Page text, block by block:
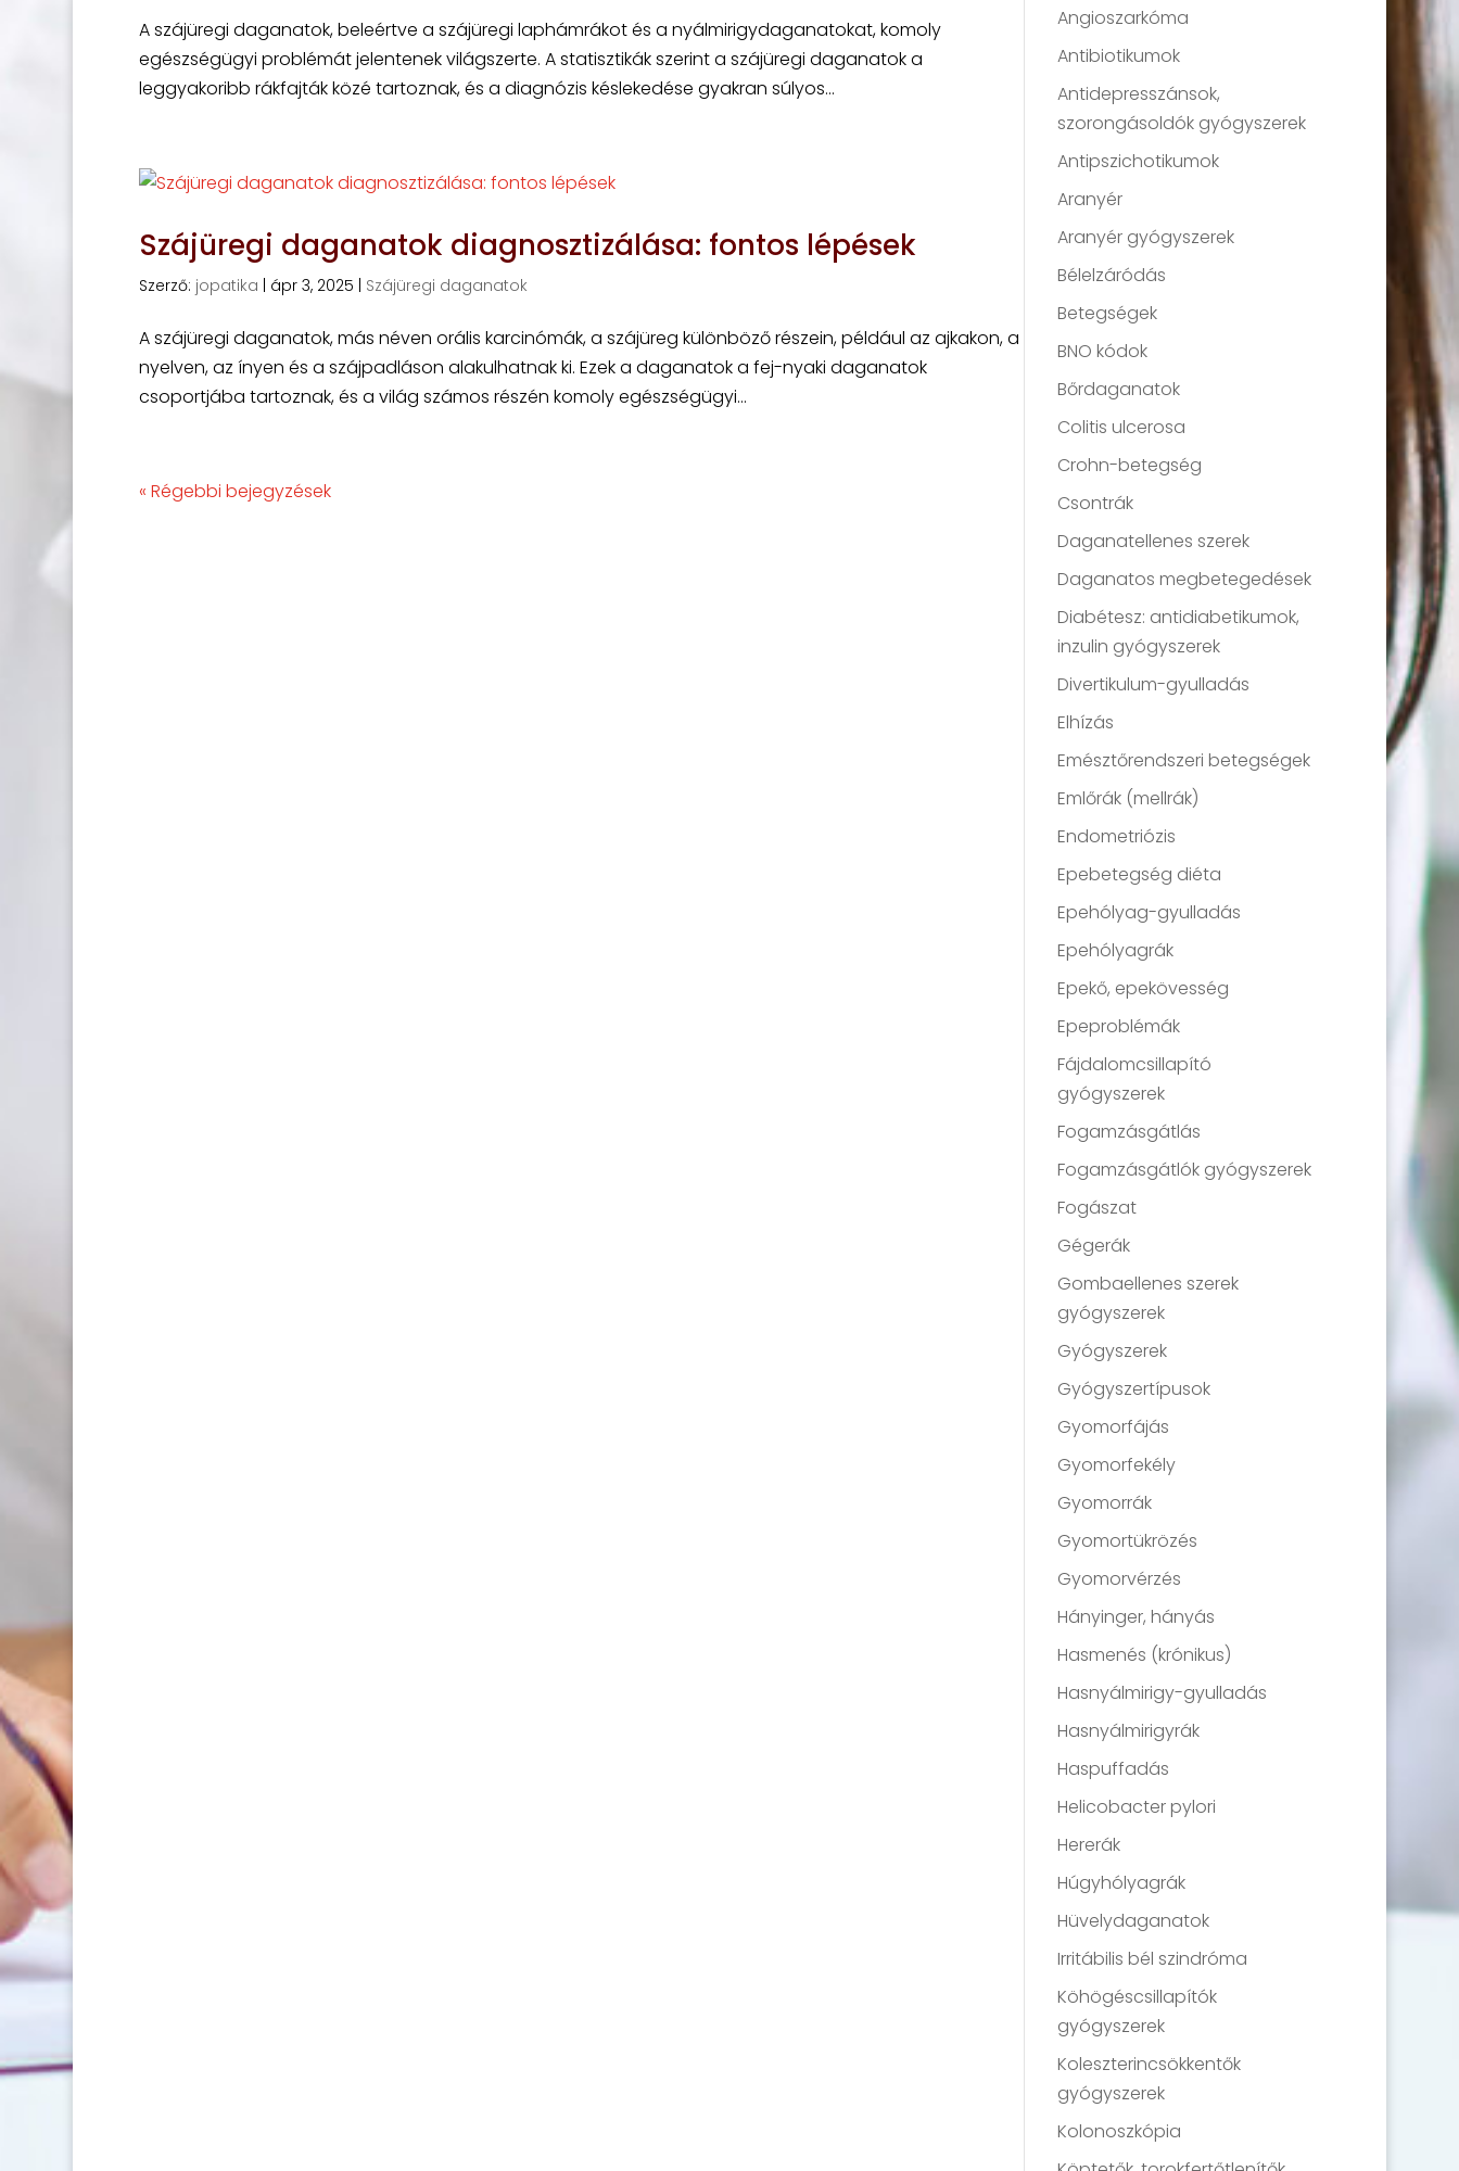
A szájüregi daganatok, beleértve a szájüregi laphámrákot és a nyálmirigydaganatokat, komoly
egészségügyi problémát jelentenek világszerte. A statisztikák szerint a szájüregi daganatok a
leggyakoribb rákfajták közé tartoznak, és a diagnózis késlekedése gyakran súlyos...
Szájüregi daganatok diagnosztizálása: fontos lépések
Szerző: jopatika ápr 3, 2025 Szájüregi daganatok
A szájüregi daganatok, más néven orális karcinómák, a szájüreg különböző részein, például az ajkakon, a
nyelven, az ínyen és a szájpadláson alakulhatnak ki. Ezek a daganatok a fej-nyaki daganatok
csoportjába tartoznak, és a világ számos részén komoly egészségügyi...
« Régebbi bejegyzések
Angioszarkóma
Antibiotikumok
Antidepresszánsok,
szorongásoldók gyógyszerek
Antipszichotikumok
Aranyér
Aranyér gyógyszerek
Bélelzáródás
Betegségek
BNO kódok
Bőrdaganatok
Colitis ulcerosa
Crohn-betegség
Csontrák
Daganatellenes szerek
Daganatos megbetegedések
Diabétesz: antidiabetikumok,
inzulin gyógyszerek
Divertikulum-gyulladás
Elhízás
Emésztőrendszeri betegségek
Emlőrák (mellrák)
Endometriózis
Epebetegség diéta
Epehólyag-gyulladás
Epehólyagrák
Epekő, epekövesség
Epeproblémák
Fájdalomcsillapító
gyógyszerek
Fogamzásgátlás
Fogamzásgátlók gyógyszerek
Fogászat
Gégerák
Gombaellenes szerek
gyógyszerek
Gyógyszerek
Gyógyszertípusok
Gyomorfájás
Gyomorfekély
Gyomorrák
Gyomortükrözés
Gyomorvérzés
Hányinger, hányás
Hasmenés (krónikus)
Hasnyálmirigy-gyulladás
Hasnyálmirigyrák
Haspuffadás
Helicobacter pylori
Hererák
Húgyhólyagrák
Hüvelydaganatok
Irritábilis bél szindróma
Köhögéscsillapítók
gyógyszerek
Koleszterincsökkentők
gyógyszerek
Kolonoszkópia